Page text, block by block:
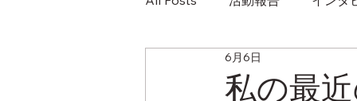
私の最
6月6日